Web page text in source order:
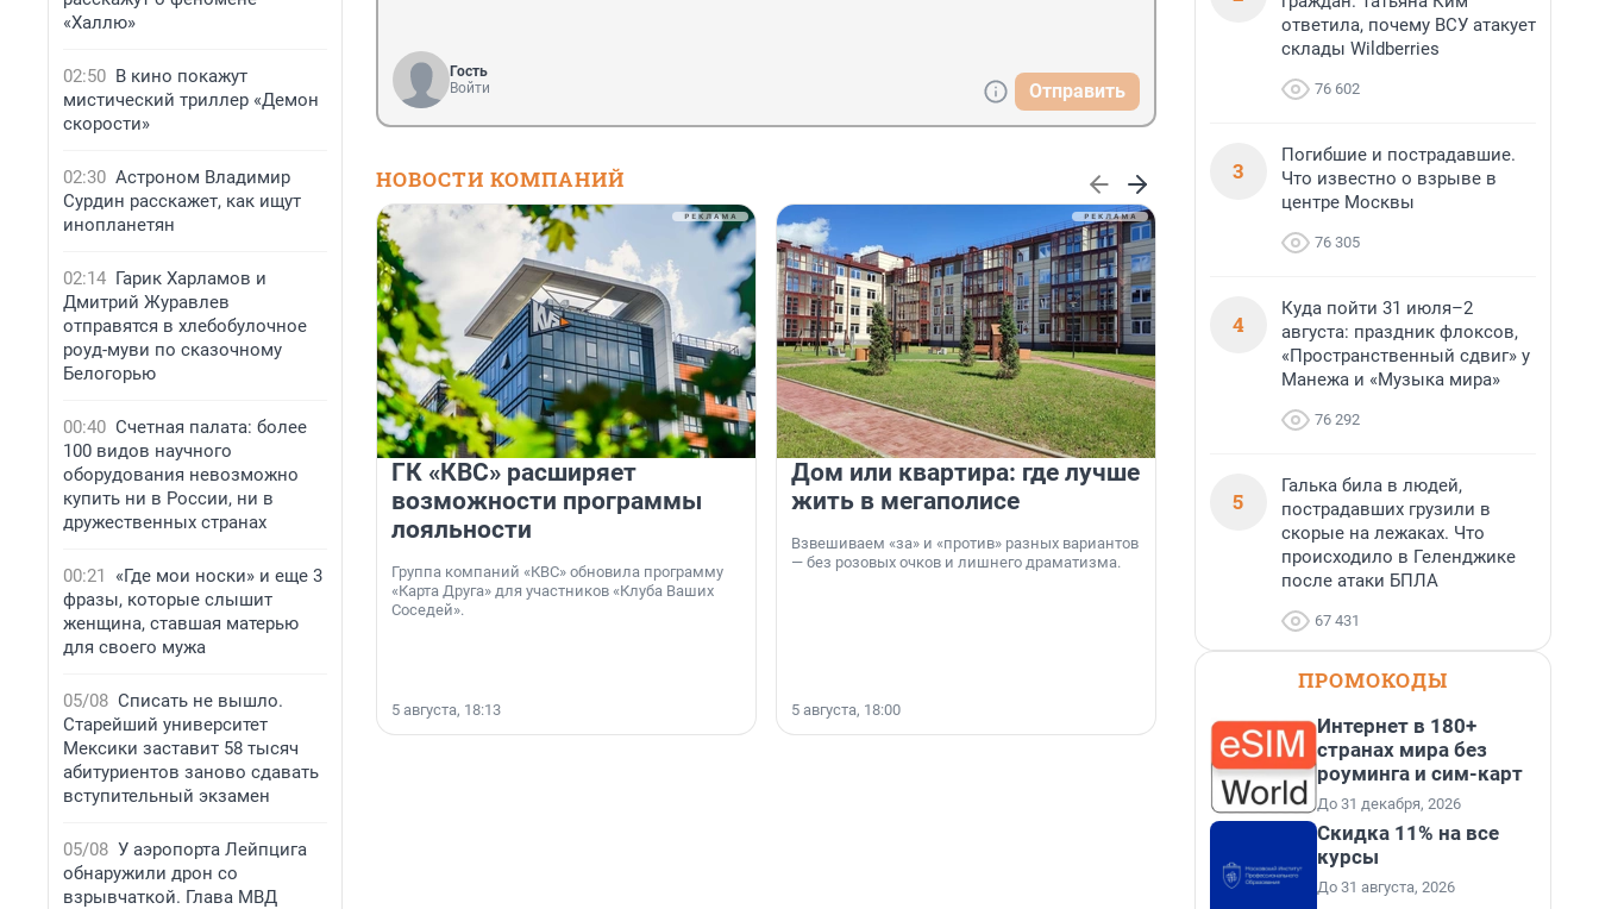
«Халлю»
02:50 В кино покажут
мистический триллер «Демон
скорости»
02:30 Астроном Владимир
Сурдин расскажет, как ищут
инопланетян
02:14 Гарик Харламов и
Дмитрий Журавлев
отправятся в хлебобулочное
роуд-муви по сказочному
Белогорью
00:40 Счетная палата: более
100 видов научного
оборудования невозможно
купить ни в России, ни в
дружественных странах
00:21
«Где мои носки» и еще 3
фразы, которые слышит
женщина, ставшая матерью
для своего мужа
05/08 Списать не вышло.
Старейший университет
Мексики заставит 58 тысяч
абитуриентов заново сдавать
вступительный экзамен
05/08 У аэропорта Лейпцига
обнаружили дрон со
взрывчаткой. Глава МВД
Гость
Войти
Отправить
НОВОСТИ КОМПАНИЙ
ГК «КВС» расширяет
возможности программы
лояльности
Группа компаний «КВС» обновила программу
«Карта Друга» для участников «Клуба Ваших
Соседей».
5 августа, 18:13
Дом или квартира: где лучше
жить в мегаполисе
Взвешиваем «за» и «против» разных вариантов
— без розовых очков и лишнего драматизма.
5 августа, 18:00
Группа Аквилон на 20%
увеличила объём текущего
строительства в
Ленинградской области
независимого портала «Единый ресурс
застройщиков» по объёму текущего
строительства в Ленинградской области. В
настоящее время компания реализует в
регионе 185 429 кв. метров жилья, что на 20%
больше, чем в 1 квартале 2026 года.
ответила, почему ВСУ атакует
склады Wildberries
76 602
3
Погибшие и пострадавшие.
Что известно о взрыве в
центре Москвы
76 305
4
Куда пойти 31 июля–2
августа: праздник флоксов,
«Пространственный сдвиг» у
Манежа и «Музыка мира»
76 292
5
Галька била в людей,
пострадавших грузили в
скорые на лежаках. Что
происходило в Геленджике
после атаки БПЛА
67 431
ПРОМОКОДЫ
Интернет в 180+
странах мира без
роуминга и сим-карт
До 31 декабря, 2026
Скидка 11% на все
курсы
До 31 августа, 2026